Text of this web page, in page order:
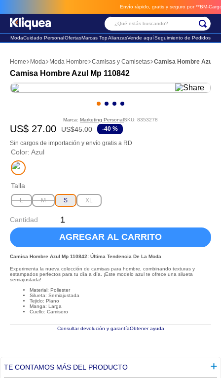
Envío rápido, gratis y seguro por **BM-Cargo** envios a través de
¿Qué estás buscando?
ModaCuidado PersonalOfertasMarcas TopAlianzasVende aquíSeguimiento de Pedidos
Moda Moda Hombre Camisas y Camisetas Camisa Hombre Azul
Camisa Hombre Azul Mp 110842
Marca: Marketing PersonalSKU: 8353278
US$ 27.00 US$45.00 -40 %
Sin cargos de importación y envío gratis a RD
Color: Azul
Talla
L M S XL
Cantidad
AGREGAR AL CARRITO
Camisa Hombre Azul Mp 110842: Última Tendencia De La Moda
Experimenta la nueva colección de camisas para hombre, combinando texturas y
estampados perfectos para tu día a día. ¡Este modelo azul te ofrece una silueta
semiajustada!
Material: Poliester
Silueta: Semiajustada
Tejido: Plano
Manga: Larga
Cuello: Camisero
Consultar devolución y garantíaObtener ayuda
TE CONTAMOS MÁS DEL PRODUCTO
2. sandalia